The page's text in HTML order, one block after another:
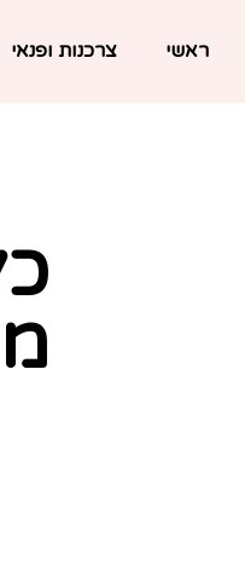
ראשי צרכנות ופנאי